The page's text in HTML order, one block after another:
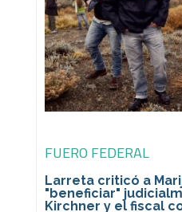
FUERO FEDERAL
Larreta criticó a
"beneficiar"
Kirchner y el fiscal